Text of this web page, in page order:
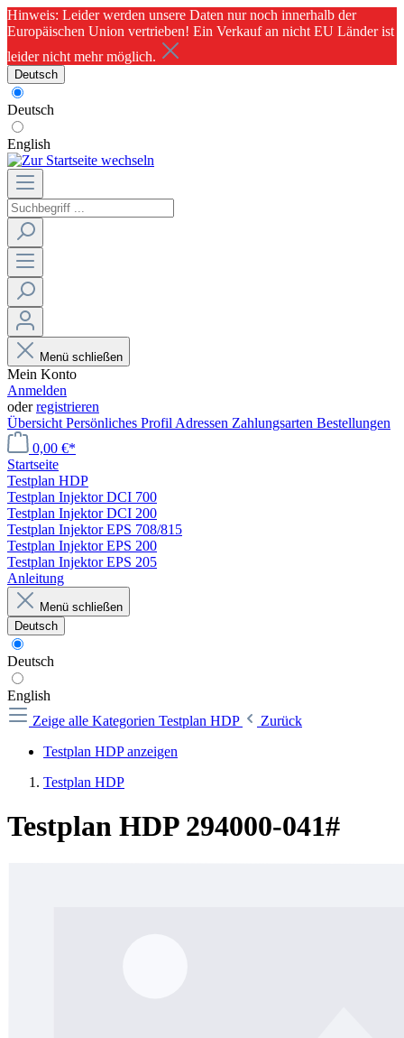
Hinweis: Leider werden unsere Daten nur noch innerhalb der
Europäischen Union vertrieben! Ein Verkauf an nicht EU Länder ist
leider nicht mehr möglich.
Deutsch
Deutsch
English
Menü schließen
Mein Konto
Anmelden
oderregistrieren
Übersicht Persönliches Profil Adressen Zahlungsarten Bestellungen
0,00 €*
Startseite
Testplan HDP
Testplan Injektor DCI 700
Testplan Injektor DCI 200
Testplan Injektor EPS 708/815
Testplan Injektor EPS 200
Testplan Injektor EPS 205
Anleitung
Menü schließen
Deutsch
Deutsch
English
Zeige alle Kategorien Testplan HDP
Zurück
Testplan HDP anzeigen
Testplan HDP
Testplan HDP 294000-041#